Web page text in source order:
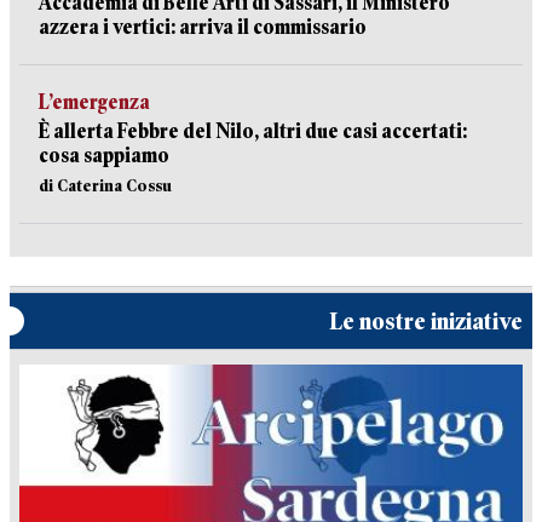
azzera i vertici: arriva il commissario
L’emergenza
È allerta Febbre del Nilo, altri due casi accertati:
cosa sappiamo
di Caterina Cossu
Le nostre iniziative